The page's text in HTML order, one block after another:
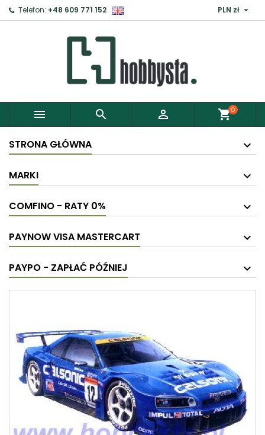
Telefon: +48 609 771 152 PLN zł 
   shopping_cart0
STRONA GŁÓWNA
MARKI
COMFINO - RATY 0%
PAYNOW VISA MASTERCART
PAYPO - ZAPŁAĆ PÓŹNIEJ